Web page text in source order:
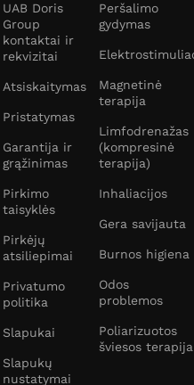
UAB Doris
Group
kontaktai ir
rekvizitai
Atsiskaitymas
Pristatymas
Garantija ir
grąžinimas
Pirkimo
taisyklės
Pirkėjų
atsiliepimai
Privatumo
politika
Slapukai
Slapukų
nustatymai
Peršalimo
gydymas
Magnetinė
terapija
Limfodrenažas
(kompresinė
terapija)
Inhaliacijos
Gera savijauta
Burnos higiena
Odos
problemos
Poliarizuotos
šviesos terapija